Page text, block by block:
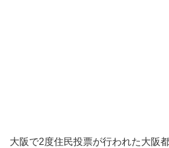
大阪で2度住民投票が行われた大阪